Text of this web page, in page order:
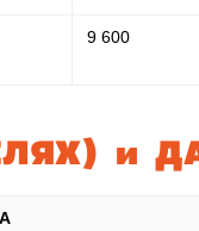
9 600
и